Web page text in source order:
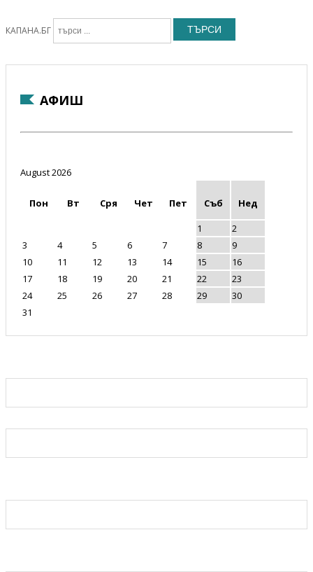
КАПАНА.БГ ТЪРСИ
АФИШ
August 2026
Пон Вт Сря Чет Пет Съб
Нед
1
2
3
4 5 6 7 8
9
10
11 12 13 14 15
16
17
18 19 20 21 22
23
24
25 26 27 28 29
30
31